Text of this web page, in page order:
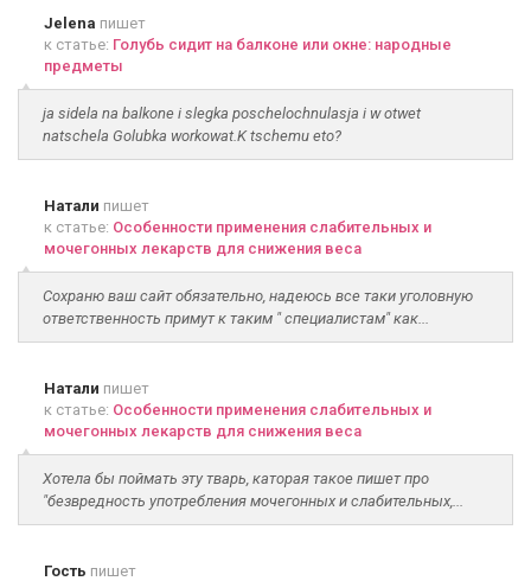
Jelena пишет
к статье: Голубь сидит на балконе или окне: народные
предметы
ja sidela na balkone i slegka poschelochnulasja i w otwet
natschela Golubka workowat.K tschemu eto?
Натали пишет
к статье: Особенности применения слабительных и
мочегонных лекарств для снижения веса
Сохраню ваш сайт обязательно, надеюсь все таки уголовную
ответственность примут к таким " специалистам" как...
Натали пишет
к статье: Особенности применения слабительных и
мочегонных лекарств для снижения веса
Хотела бы поймать эту тварь, каторая такое пишет про
"безвредность употребления мочегонных и слабительных,...
Гость пишет